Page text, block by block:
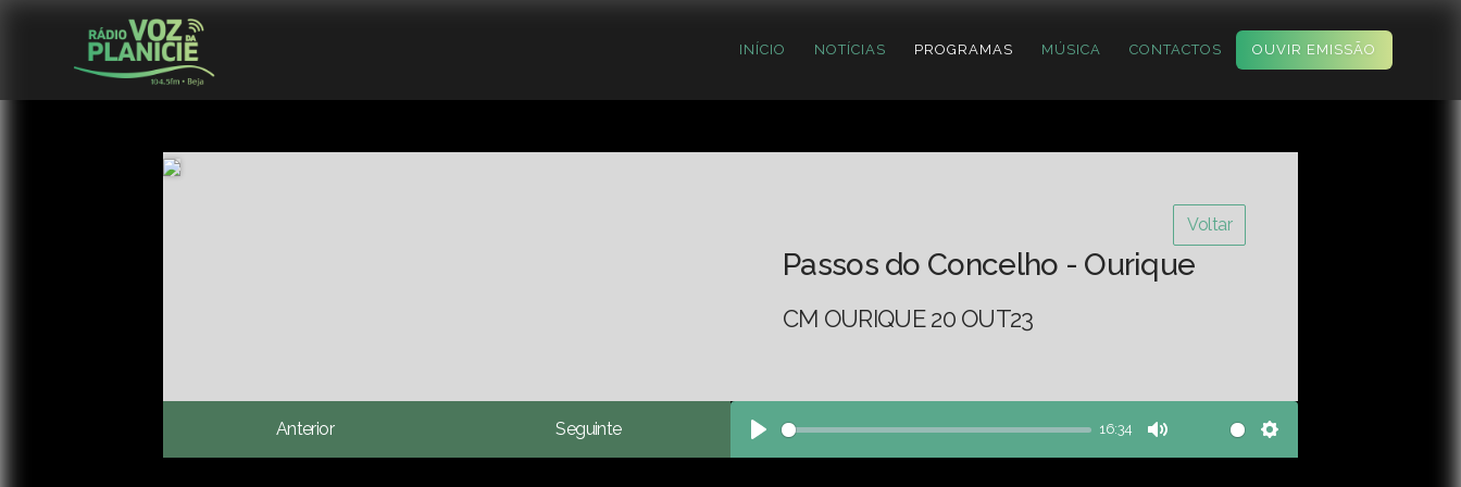
INÍCIO NOTÍCIAS PROGRAMAS MÚSICA CONTACTOS OUVIR EMISSÃO
Voltar
Passos do Concelho - Ourique
CM OURIQUE 20 OUT23
Anterior Seguinte
Play
16:34
Mute Settings